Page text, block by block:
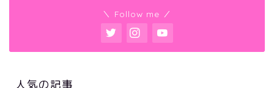
＼ Follow me ／
人気の記事